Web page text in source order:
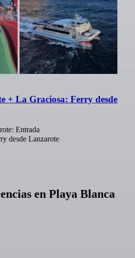
+ La Graciosa: Ferry desde
Entrada
desde Lanzarote
en Playa Blanca